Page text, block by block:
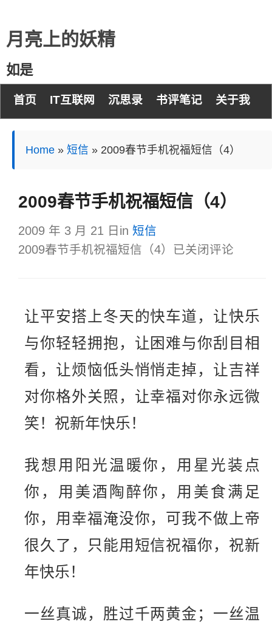
月亮上的妖精
如是
首页 IT互联网 沉思录 书评笔记 关于我
Home» 短信 » 2009春节手机祝福短信（4）
2009春节手机祝福短信（4）
2009 年 3 月 21 日 in 短信
2009春节手机祝福短信（4） 已关闭评论
让平安搭上冬天的快车道，让快乐
与你轻轻拥抱，让困难与你刮目相
看，让烦恼低头悄悄走掉，让吉祥
对你格外关照，让幸福对你永远微
笑！祝新年快乐！
我想用阳光温暖你，用星光装点
你，用美酒陶醉你，用美食满足
你，用幸福淹没你，可我不做上帝
很久了，只能用短信祝福你，祝新
年快乐！
一丝真诚，胜过千两黄金；一丝温